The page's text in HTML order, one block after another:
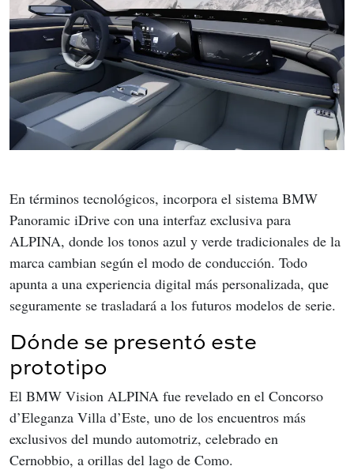
En términos tecnológicos, incorpora el sistema BMW
Panoramic iDrive con una interfaz exclusiva para
ALPINA, donde los tonos azul y verde tradicionales de la
marca cambian según el modo de conducción. Todo
apunta a una experiencia digital más personalizada, que
seguramente se trasladará a los futuros modelos de serie.
Dónde se presentó este
prototipo
El BMW Vision ALPINA fue revelado en el Concorso
d’Eleganza Villa d’Este, uno de los encuentros más
exclusivos del mundo automotriz, celebrado en
Cernobbio, a orillas del lago de Como.